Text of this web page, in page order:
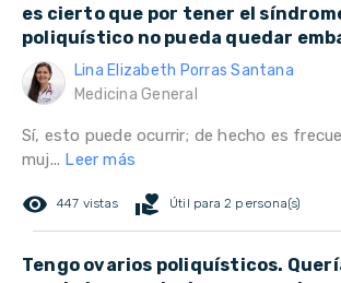
es cierto que por tener el
poliquístico no pueda quedar
Lina Elizabeth Porras Santana
Medicina General
Sí, esto puede ocurrir; de hecho es
muj... Leer más
remove_red_eye 447 vistas volunteer_activism Útil para 2 persona(s)
Tengo ovarios poliquísticos.